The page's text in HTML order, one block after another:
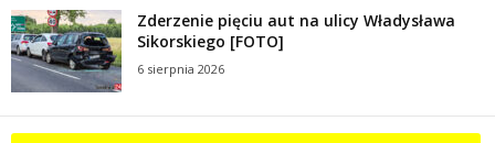
Zderzenie pięciu aut na ulicy Władysława
Sikorskiego [FOTO]
6 sierpnia 2026